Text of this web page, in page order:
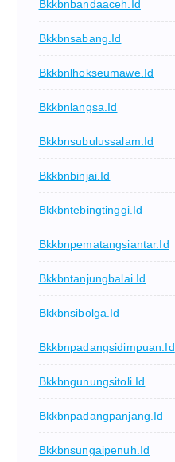
Bkkbnbandaaceh.id
Bkkbnsabang.id
Bkkbnlhokseumawe.id
Bkkbnlangsa.id
Bkkbnsubulussalam.id
Bkkbnbinjai.id
Bkkbntebingtinggi.id
Bkkbnpematangsiantar.id
Bkkbntanjungbalai.id
Bkkbnsibolga.id
Bkkbnpadangsidimpuan.id
Bkkbngunungsitoli.id
Bkkbnpadangpanjang.id
Bkkbnsungaipenuh.id